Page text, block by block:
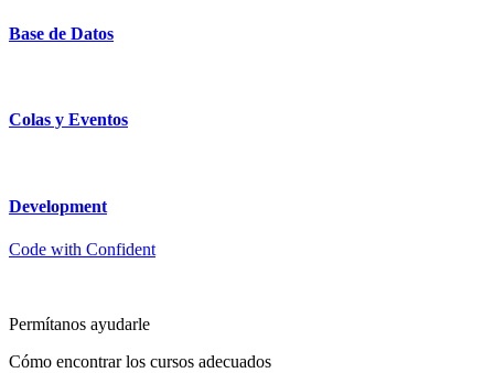
Base de Datos
Colas y Eventos
Development
Code with Confident
Permítanos ayudarle
Cómo encontrar los cursos adecuados